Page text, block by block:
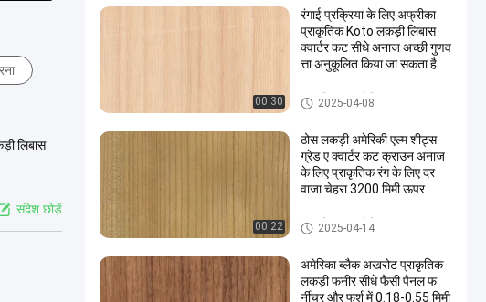
लिबास
संदेश छोड़ें
00:30
रंगाई प्रक्रिया के लिए अफ्रीका
प्राकृतिक Koto लकड़ी लिबास
क्वार्टर कट सीधे अनाज अच्छी गुणव
त्ता अनुकूलित किया जा सकता है
प्राकृतिक लकड़ी लिबास
2025-04-08
00:22
ठोस लकड़ी अमेरिकी एल्म शीट्स
ग्रेड ए क्वार्टर कट क्राउन अनाज
के लिए प्राकृतिक रंग के लिए दर
वाजा चेहरा 3200 मिमी ऊपर
प्राकृतिक लकड़ी लिबास
2025-04-14
अमेरिका ब्लैक अखरोट प्राकृतिक
लकड़ी फनीर सीधे फैंसी पैनल फ
र्नीचर और फर्श में 0.18-0.55 मिमी